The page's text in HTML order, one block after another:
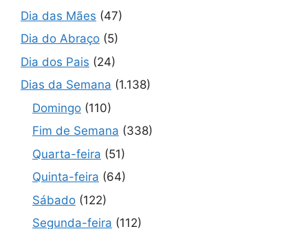
Dia das Mães (47)
Dia do Abraço (5)
Dia dos Pais (24)
Dias da Semana (1.138)
Domingo (110)
Fim de Semana (338)
Quarta-feira (51)
Quinta-feira (64)
Sábado (122)
Segunda-feira (112)